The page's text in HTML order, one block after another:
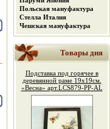
Польская мануфактура
Стелла Италия
Чешская мануфактура
Товары дня
Подставка под горячее в
деревянной раме 19х19см.
«Весна» арт.LCS879-PP-AL